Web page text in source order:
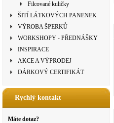
Filcované kuličky
ŠITÍ LÁTKOVÝCH PANENEK
VÝROBA ŠPERKŮ
WORKSHOPY - PŘEDNÁŠKY
INSPIRACE
AKCE A VÝPRODEJ
DÁRKOVÝ CERTIFIKÁT
Rychlý kontakt
Máte dotaz?